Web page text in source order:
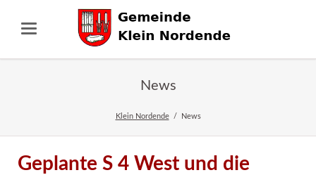
News
Klein Nordende News
Geplante S 4 West und die